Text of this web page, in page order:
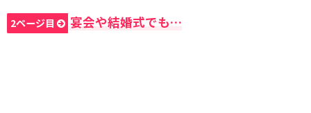
2ページ目 宴会や結婚式でも…